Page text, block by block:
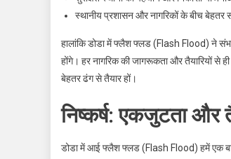
स्थानीय प्रशासन और नागरिकों के बीच बेहतर
हालांकि डोडा में फ्लैश फ्लड (Flash Flood) ने
होंगे। हर नागरिक की जागरूकता और तैयारियों से
बेहतर ढंग से तैयार हों।
निष्कर्ष: एकजुटता और
डोडा में आई फ्लैश फ्लड (Flash Flood) हमें एक